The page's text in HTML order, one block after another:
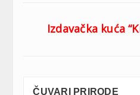
Izdavačka kuća
ČUVARI PRIRODE